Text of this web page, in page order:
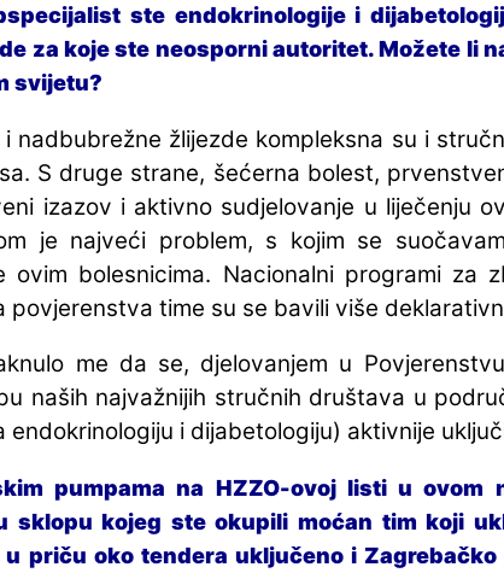
ste endokrinologije i
za koje ste neosporni autoritet. Možete li
svijetu?
nadbubrežne žlijezde kompleksna su i
S druge strane, šećerna bolest,
izazov i aktivno sudjelovanje u liječenju
je najveći problem, s kojim se
ovim bolesnicima. Nacionalni programi za
povjerenstva time su se bavili više
me da se, djelovanjem u
naših najvažnijih stručnih društava u
i dijabetologiju) aktivnije
pumpama na HZZO-ovoj listi u ovom
sklopu kojeg ste okupili moćan tim koji
priču oko tendera uključeno i